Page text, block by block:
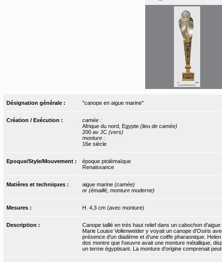
Désignation générale : "canope en aigue marine"
Création / Exécution :
camée :
Afrique du nord, Egypte (lieu de camée)
200 av JC (vers)
monture :
16e siècle
Epoque/Style/Mouvement :
époque ptolémaïque
Renaissance
Matières et techniques : aigue marine (camée)
or (émaillé, monture moderne)
Mesures : H. 4,3 cm (avec monture)
Description :
Canope taillé en très haut relief dans un cabochon
Marie Louise Vollenweider y voyait un canope d'Osiris
présence d'un diadème et d'une coiffe pharaonique.
dos montre que l'oeuvre avait une monture métallique,
un terme égyptisant. La monture d'origine comprenait